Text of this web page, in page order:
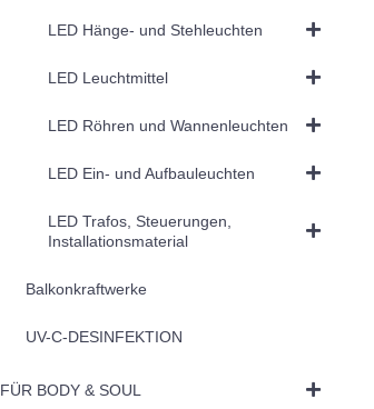
LED Hänge- und Stehleuchten
LED Leuchtmittel
LED Röhren und Wannenleuchten
LED Ein- und Aufbauleuchten
LED Trafos, Steuerungen,
Installationsmaterial
Balkonkraftwerke
UV-C-DESINFEKTION
FÜR BODY & SOUL